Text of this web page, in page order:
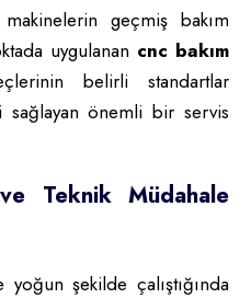
makinelerin geçmiş bakım
uygulanan cnc bakım
belirli standartlar
sağlayan önemli bir servis
Teknik Müdahale
şekilde çalıştığında